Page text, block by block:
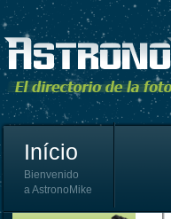
Início
Bienvenido
a AstronoMike